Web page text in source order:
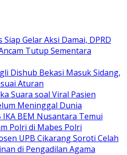
Gelar Aksi Damai, DPRD
Tutup Sementara
Dishub Bekasi Masuk Sidang,
Aturan
Suara soal Viral Pasien
Meninggal Dunia
BEM Nusantara Temui
Polri di Mabes Polri
UPB Cikarang Soroti Celah
di Pengadilan Agama